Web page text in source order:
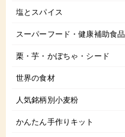
塩とスパイス
スーパーフード・健康補助食品
栗・芋・かぼちゃ・シード
世界の食材
人気銘柄別小麦粉
かんたん手作りキット